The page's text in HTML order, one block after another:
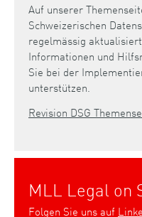
Auf unserer
Schweizerischen
regelmässig
Informationen und
Sie bei der
unterstützen.
Revision DSG
MLL Legal on
Folgen Sie uns auf